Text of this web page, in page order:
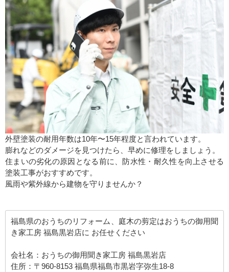
外壁塗装の耐用年数は10年〜15年程度と言われています。
膨れなどのダメージを見つけたら、早めに修理をしましょう。
住まいの劣化の原因となる前に、防水性・耐久性を向上させる
塗装工事がおすすめです。
風雨や紫外線から建物を守りませんか？
福島県のおうちのリフォーム、庭木の剪定はおうちの御用聞
き家工房 福島黒岩店に お任せください
会社名：おうちの御用聞き家工房 福島黒岩店
住所：〒960-8153 福島県福島市黒岩字弥生18-8